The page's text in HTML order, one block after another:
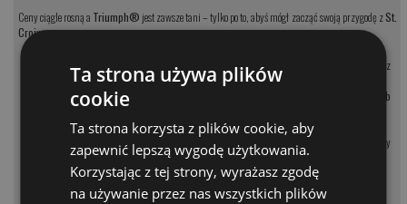
Ceny ciągle rosną a Triumph® jest zawsze tani – tylko po to, abyś mógł zacząć swoją przygodę zSt.
Croix.
Najwyższej jakości grafit SCII
Posiadaja 5-letnią gwarancję St. Croix
Superstar Service.
Zaprojektowane w Park Falls, USA.
Zbudowane z komponentów zwykle
używanych tylko w wędkach klasy premium.
Twarde aluminiowo-oxydowe przelotki z
czarnymi ramkami
Uchwyt na kołowrotek Fuji® ECS lub
•Rękojeść z korka klasy premium.
•
Dwie warstwy lakieru Flex Coat dla ochrony
przed uszkodzeniami.
CENA
Ta strona używa plików
cookie
Ta strona korzysta z plików cookie, aby
zapewnić lepszą wygodę użytkowania.
Korzystając z tej strony, wyrażasz zgodę
na używanie przez nas wszystkich plików